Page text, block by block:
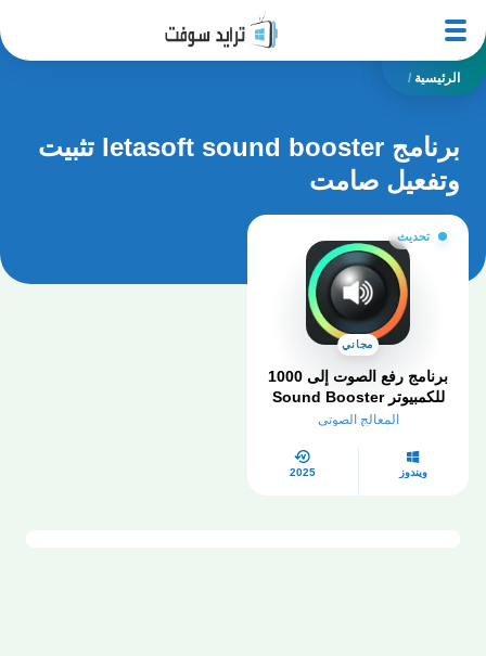
الرئيسية /
برنامج letasoft sound booster تثبيت
وتفعيل صامت
تحديث
مجاني
برنامج رفع الصوت إلى 1000
للكمبيوتر Sound Booster
مستوى صوت التفعيل
المعالج الصوتي
ويندوز 2025